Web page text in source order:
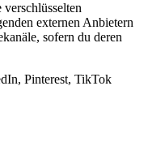
externen Anbietern
sofern du deren
Pinterest, TikTok